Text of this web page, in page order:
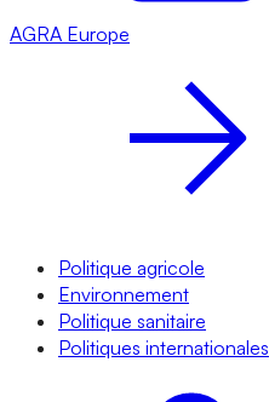
AGRA Europe
Politique agricole
Environnement
Politique sanitaire
Politiques internationales